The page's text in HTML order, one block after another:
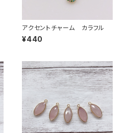
アクセントチャーム カラフル
¥440